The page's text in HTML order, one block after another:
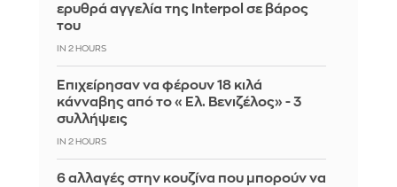
ερυθρά αγγελία της Interpol σε βάρος
του
IN 2 HOURS
Επιχείρησαν να φέρουν 18 κιλά
κάνναβης από το «Ελ. Βενιζέλος» - 3
συλλήψεις
IN 2 HOURS
6 αλλαγές στην κουζίνα που μπορούν να